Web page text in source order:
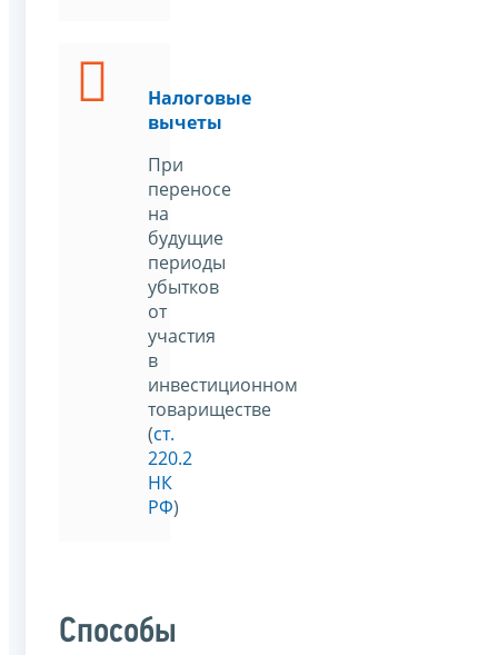
Налоговые
вычеты
При
переносе
на
будущие
периоды
убытков
от
участия
в
инвестиционном
товариществе
(ст.
220.2
НК
РФ)
Способы